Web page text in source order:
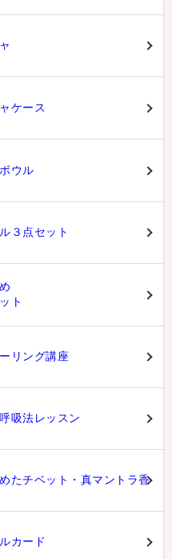
ケース
ウル
３点セット
ト
リング講座
吸法レッスン
たチベット・真マントラ香
カード